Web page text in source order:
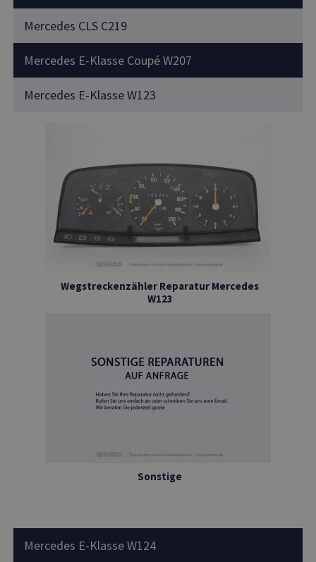
Mercedes CLS C219
Mercedes E-Klasse Coupé W207
Mercedes E-Klasse W123
Wegstreckenzähler Reparatur Mercedes
W123
Sonstige
Mercedes E-Klasse W124